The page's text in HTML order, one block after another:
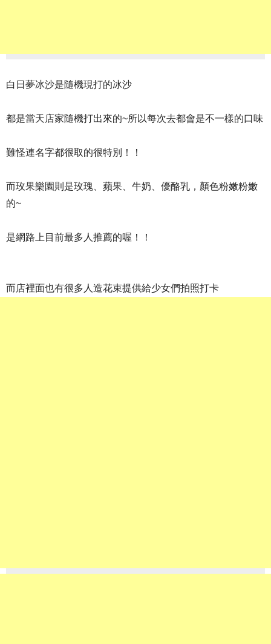
白日夢冰沙是隨機現打的冰沙
都是當天店家隨機打出來的~所以每次去都會是不一樣的口味
難怪連名字都很取的很特別！！
而玫果樂園則是玫瑰、蘋果、牛奶、優酪乳，顏色粉嫩粉嫩
的~
是網路上目前最多人推薦的喔！！
而店裡面也有很多人造花束提供給少女們拍照打卡